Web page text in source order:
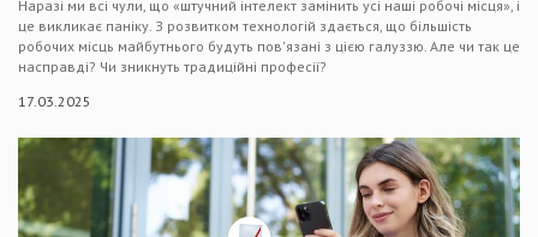
Наразі ми всі чули, що «штучний інтелект замінить усі наші робочі місця», і
це викликає паніку. З розвитком технологій здається, що більшість
робочих місць майбутнього будуть пов'язані з цією галуззю. Але чи так це
насправді? Чи зникнуть традиційні професії?
17.03.2025